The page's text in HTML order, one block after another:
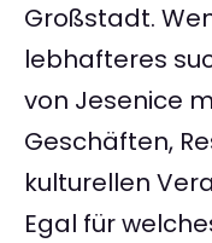
Großstadt.
lebhafteres
von Jesenice
Geschäften,
kulturellen
Egal für